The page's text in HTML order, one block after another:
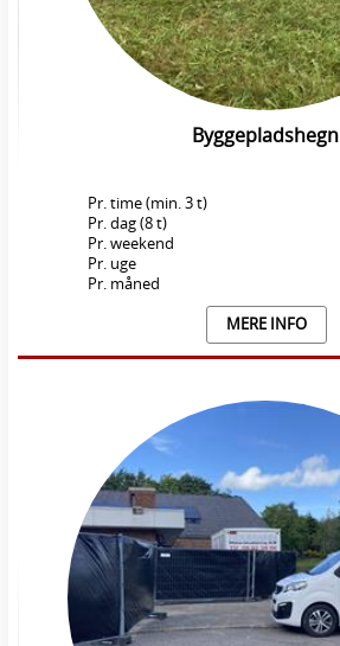
Byggepladshegn
Pr. time (min. 3 t)
Pr. dag (8 t)
Pr. weekend
Pr. uge
Pr. måned
MERE INFO